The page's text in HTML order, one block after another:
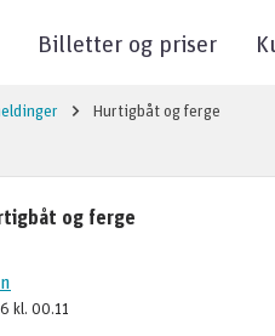
Billetter og priser
Hurtigbåt og ferge
og ferge
kl. 00.11